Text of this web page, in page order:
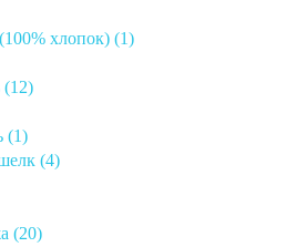
хлопок) (1)
(12)
(1)
(4)
(20)